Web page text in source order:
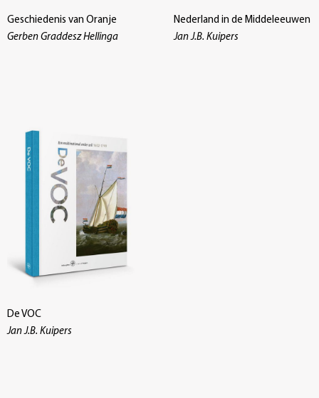
Geschiedenis van Oranje
Gerben Graddesz Hellinga
Nederland in de Middeleeuwen
Jan J.B. Kuipers
De VOC
Jan J.B. Kuipers